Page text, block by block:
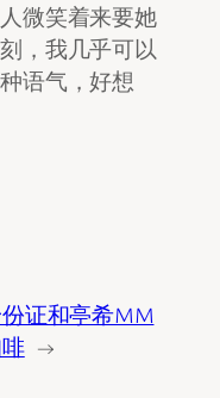
微笑着来要她
，我几乎可以
语气，好想
证和亭希MM
→